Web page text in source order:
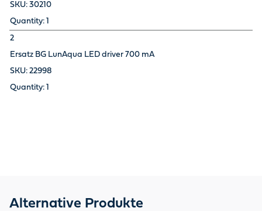
30210
1
2
Ersatz BG LunAqua LED driver 700 mA
22998
1
Alternative Produkte